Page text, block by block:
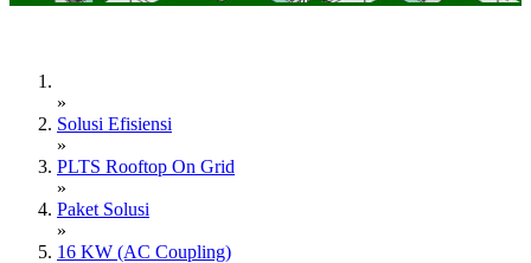
»
Solusi Efisiensi
»
PLTS Rooftop On Grid
»
Paket Solusi
»
16 KW (AC Coupling)